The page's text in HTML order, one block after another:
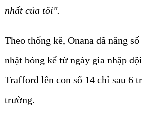
nhất của tôi".
Theo thống kê, Onana đã nâng
nhặt bóng kể từ ngày gia nhập
Trafford lên con số 14 chỉ sau 6
trường.